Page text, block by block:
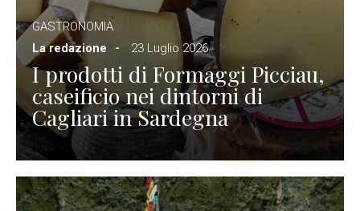
GASTRONOMIA
La redazione
23 Luglio 2026
I prodotti di Formaggi Picciau,
caseificio nei dintorni di
Cagliari in Sardegna